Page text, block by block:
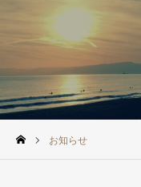
お知らせ
ホーム
医師紹介
設備紹介